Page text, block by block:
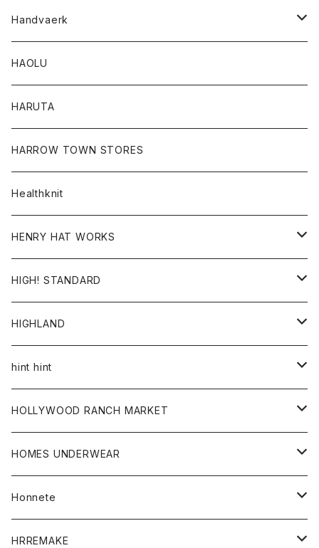
アウター
カーディガン
コート
トップス
シャツ
スウェット
レディース
カーディガン
コート
ボトム
パンツ
Handvaerk
トップス
Tシャツ
ロンTEE
HAOLU
HARUTA
HARROW TOWN STORES
Healthknit
HENRY HAT WORKS
帽子
HIGH! STANDARD
アウター
ジャケット
トップス
シャツ
カーディガン
ボトム
グッズ
帽子
HIGHLAND
帽子
hint hint
ストール
HOLLYWOOD RANCH MARKET
アウター
カーディガン
コート
アクセサリー
ウォレット
キッズ
HOMES UNDERWEAR
アウター
カーディガン
キッズ
Honnete
ブラウス
HRREMAKE